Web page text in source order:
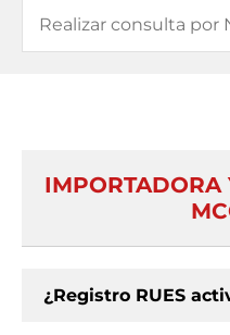
IMPORTADORA
¿Registro RUES